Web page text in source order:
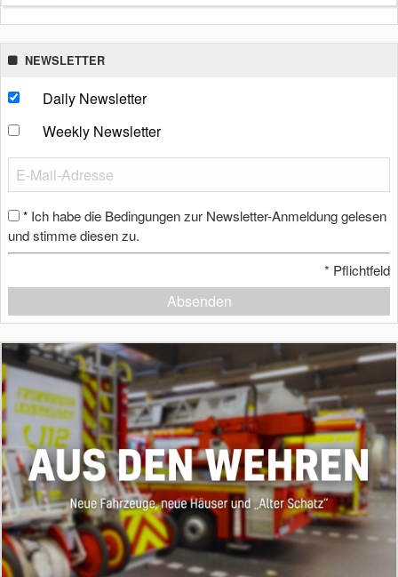
NEWSLETTER
Daily Newsletter
Weekly Newsletter
* Ich habe die Bedingungen zur Newsletter-Anmeldung gelesen
und stimme diesen zu.
* Pflichtfeld
Absenden